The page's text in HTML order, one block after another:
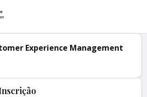
Experience Management